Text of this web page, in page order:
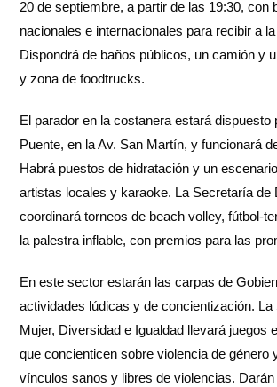
20 de septiembre, a partir de las 19:30, con
nacionales e internacionales para recibir a
Dispondrá de baños públicos, un camión y
y zona de foodtrucks.
El parador en la costanera estará dispuesto
Puente, en la Av. San Martín, y funcionará
Habrá puestos de hidratación y un
artistas locales y karaoke. La Secretaría de
coordinará torneos de beach volley, fútbol-
la palestra inflable, con premios para las
En este sector estarán las carpas de
actividades lúdicas y de concientización. La
Mujer, Diversidad e Igualdad llevará juegos
que concienticen sobre violencia de género
vínculos sanos y libres de violencias.